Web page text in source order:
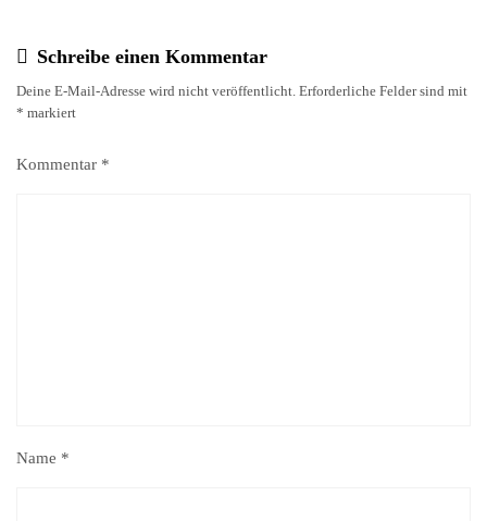
Schreibe einen Kommentar
Deine E-Mail-Adresse wird nicht veröffentlicht. Erforderliche Felder sind mit
* markiert
Kommentar *
Name *